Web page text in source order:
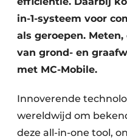
in-1-systeem voor
als geroepen.
van grond- en
met MC-Mobile.
Innoverende
wereldwijd om
deze all-in-one tool,